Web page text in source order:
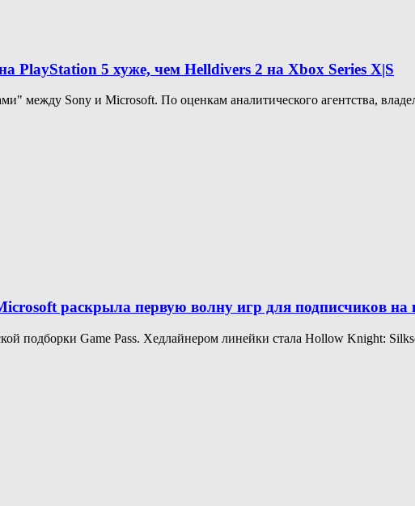
PlayStation 5 хуже, чем Helldivers 2 на Xbox Series X|S
между Sony и Microsoft. По оценкам аналитического агентства,
раскрыла первую волну игр для подписчиков
подборки Game Pass. Хедлайнером линейки стала Hollow Knight: